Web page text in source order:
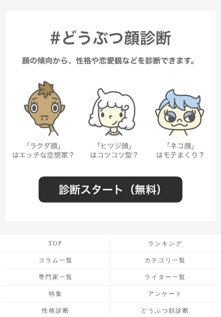
TOP ランキング
コラム一覧 カテゴリ一覧
専門家一覧 ライター一覧
特集 アンケート
性格診断 どうぶつ顔診断